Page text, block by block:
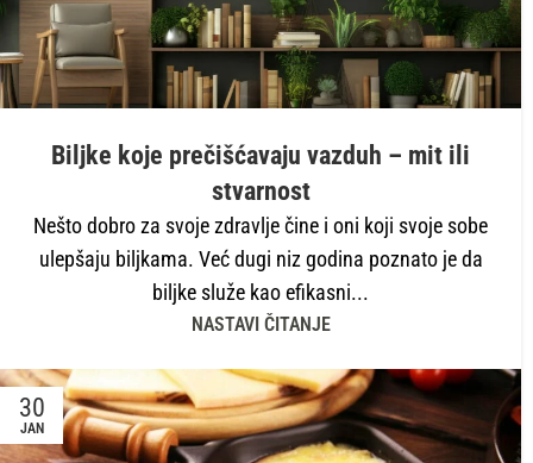
Biljke koje prečišćavaju vazduh – mit ili
stvarnost
Nešto dobro za svoje zdravlje čine i oni koji svoje sobe
ulepšaju biljkama. Već dugi niz godina poznato je da
biljke služe kao efikasni...
NASTAVI ČITANJE
30
JAN